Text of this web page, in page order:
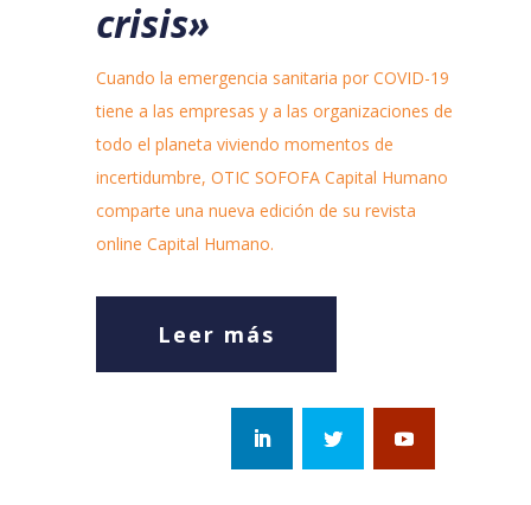
crisis»
Cuando la emergencia sanitaria por COVID-19
tiene a las empresas y a las organizaciones de
todo el planeta viviendo momentos de
incertidumbre, OTIC SOFOFA Capital Humano
comparte una nueva edición de su revista
online Capital Humano.
Leer más